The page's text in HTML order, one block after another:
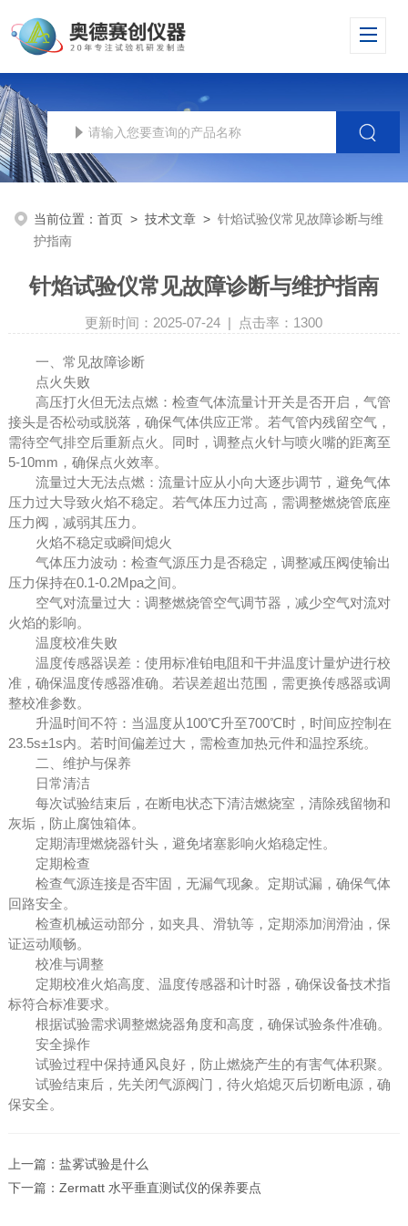
当前位置：首页 >技术文章 >针焰试验仪常见故障诊断与维
护指南
针焰试验仪常见故障诊断与维护指南
更新时间：2025-07-24 | 点击率：1300
一、常见故障诊断
点火失败
高压打火但无法点燃：检查气体流量计开关是否开启，气管
接头是否松动或脱落，确保气体供应正常。若气管内残留空气，
需待空气排空后重新点火。同时，调整点火针与喷火嘴的距离至
5-10mm，确保点火效率。
流量过大无法点燃：流量计应从小向大逐步调节，避免气体
压力过大导致火焰不稳定。若气体压力过高，需调整燃烧管底座
压力阀，减弱其压力。
火焰不稳定或瞬间熄火
气体压力波动：检查气源压力是否稳定，调整减压阀使输出
压力保持在0.1-0.2Mpa之间。
空气对流量过大：调整燃烧管空气调节器，减少空气对流对
火焰的影响。
温度校准失败
温度传感器误差：使用标准铂电阻和干井温度计量炉进行校
准，确保温度传感器准确。若误差超出范围，需更换传感器或调
整校准参数。
升温时间不符：当温度从100℃升至700℃时，时间应控制在
23.5s±1s内。若时间偏差过大，需检查加热元件和温控系统。
二、维护与保养
日常清洁
每次试验结束后，在断电状态下清洁燃烧室，清除残留物和
灰垢，防止腐蚀箱体。
定期清理燃烧器针头，避免堵塞影响火焰稳定性。
定期检查
检查气源连接是否牢固，无漏气现象。定期试漏，确保气体
回路安全。
检查机械运动部分，如夹具、滑轨等，定期添加润滑油，保
证运动顺畅。
校准与调整
定期校准火焰高度、温度传感器和计时器，确保设备技术指
标符合标准要求。
根据试验需求调整燃烧器角度和高度，确保试验条件准确。
安全操作
试验过程中保持通风良好，防止燃烧产生的有害气体积聚。
试验结束后，先关闭气源阀门，待火焰熄灭后切断电源，确
保安全。
上一篇： 盐雾试验是什么
下一篇： Zermatt 水平垂直测试仪的保养要点